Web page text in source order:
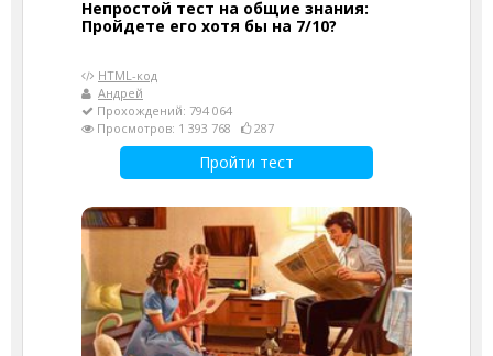
Непростой тест на общие знания:
Пройдете его хотя бы на 7/10?
HTML-код
Андрей
Прохождений: 794 064
Просмотров: 1 393 768
287
Пройти тест